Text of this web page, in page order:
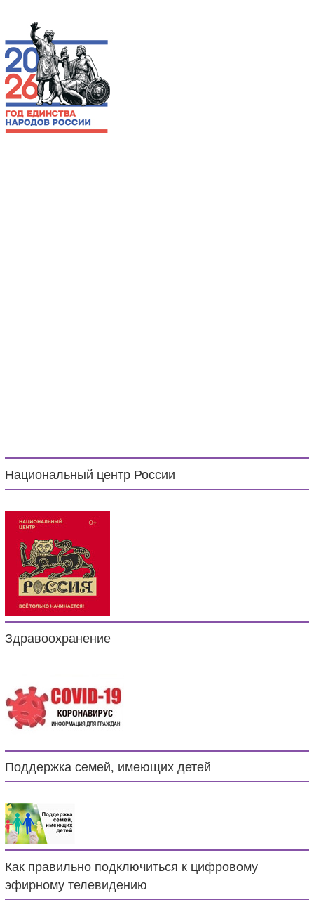
Национальный центр России
Здравоохранение
Поддержка семей, имеющих детей
Как правильно подключиться к цифровому
эфирному телевидению